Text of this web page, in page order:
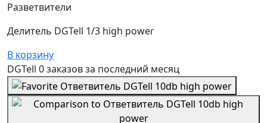
Разветвители
Делитель DGTell 1/3 high power
В корзину
DGTell 0 заказовза последний месяц